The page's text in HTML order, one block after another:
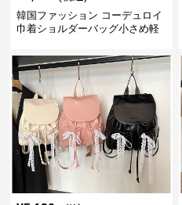
韓国ファッション コーデュロイ
巾着ショルダーバッグ小さめ軽